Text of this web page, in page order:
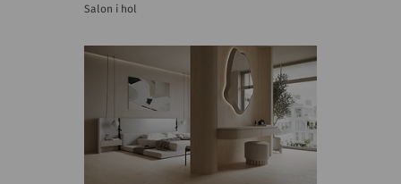
Salon i hol